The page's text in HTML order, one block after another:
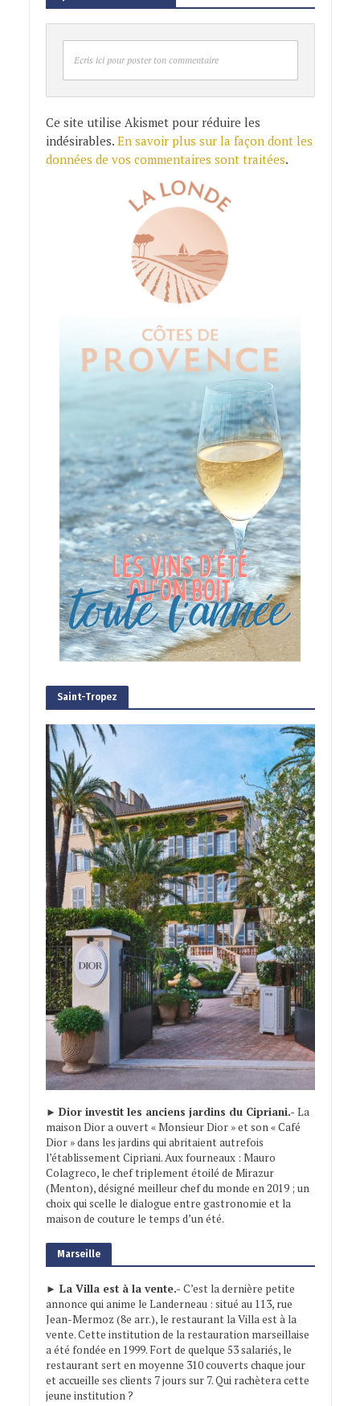
Ecris ici pour poster ton commentaire
Ce site utilise Akismet pour réduire les
indésirables. En savoir plus sur la façon dont les
données de vos commentaires sont traitées.
Saint-Tropez
► Dior investit les anciens jardins du Cipriani.- La
maison Dior a ouvert « Monsieur Dior » et son « Café
Dior » dans les jardins qui abritaient autrefois
l’établissement Cipriani. Aux fourneaux : Mauro
Colagreco, le chef triplement étoilé de Mirazur
(Menton), désigné meilleur chef du monde en 2019 ; un
choix qui scelle le dialogue entre gastronomie et la
maison de couture le temps d’un été.
Marseille
► La Villa est à la vente.- C’est la dernière petite
annonce qui anime le Landerneau : situé au 113, rue
Jean-Mermoz (8e arr.), le restaurant la Villa est à la
vente. Cette institution de la restauration marseillaise
a été fondée en 1999. Fort de quelque 53 salariés, le
restaurant sert en moyenne 310 couverts chaque jour
et accueille ses clients 7 jours sur 7. Qui rachètera cette
jeune institution ?